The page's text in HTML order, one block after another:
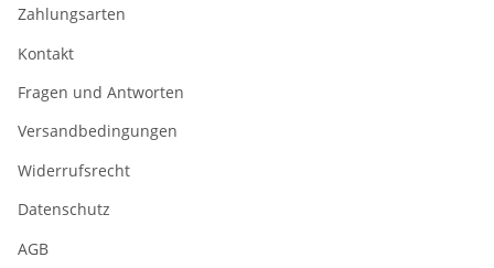
Zahlungsarten
Kontakt
Fragen und Antworten
Versandbedingungen
Widerrufsrecht
Datenschutz
AGB